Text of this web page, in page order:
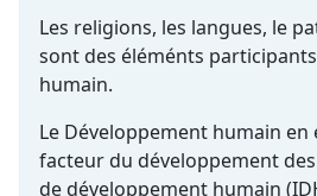
Les religions, les langues, le
sont des éléménts
humain.
Le Développement humain en
facteur du développement
de développement humain